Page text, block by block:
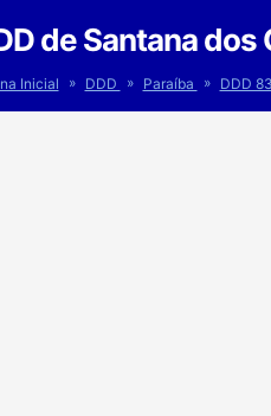
de Santana dos
Inicial » DDD » Paraíba » DDD 83